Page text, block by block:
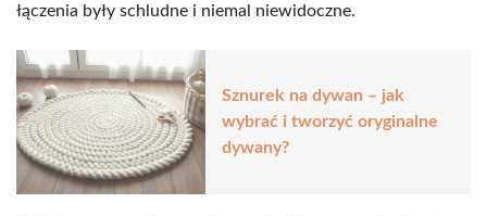
łączenia były schludne i niemal niewidoczne.
Sznurek na dywan – jak
wybrać i tworzyć oryginalne
dywany?